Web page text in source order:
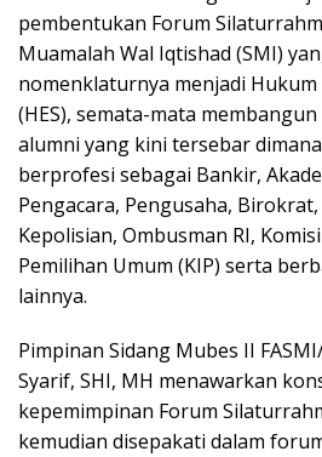
pembentukan Forum
Muamalah Wal Iqtishad (SMI)
nomenklaturnya menjadi Hukum
(HES), semata-mata
alumni yang kini tersebar
berprofesi sebagai Bankir,
Pengacara, Pengusaha, Birokrat,
Kepolisian, Ombusman RI,
Pemilihan Umum (KIP) serta
lainnya.
Pimpinan Sidang Mubes II
Syarif, SHI, MH menawarkan
kepemimpinan Forum
kemudian disepakati dalam